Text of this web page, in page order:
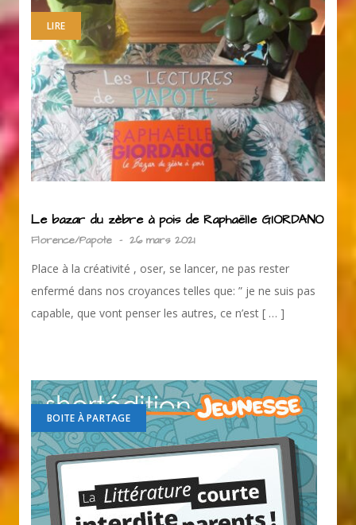
LIRE
Le bazar du zèbre à pois de Raphaëlle GIORDANO
Florence/Papote - 26 mars 2021
Place à la créativité , oser, se lancer, ne pas rester
enfermé dans nos croyances telles que: ” je ne suis pas
capable, que vont penser les autres, ce n’est [ … ]
BOITE À PARTAGE